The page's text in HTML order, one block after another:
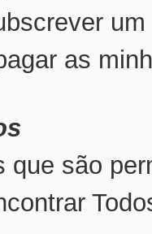
as
que são